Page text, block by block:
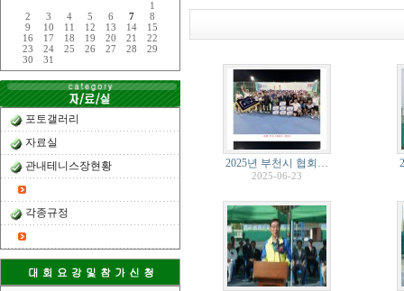
1
2
3 4 5 6 7
8
9
10 11 12 13 14
15
16
17 18 19 20 21
22
23
24 25 26 27 28
29
30
31
포토갤러리
자료실
관내테니스장현황
각종규정
2025년 부천시 협회…
2025-06-23